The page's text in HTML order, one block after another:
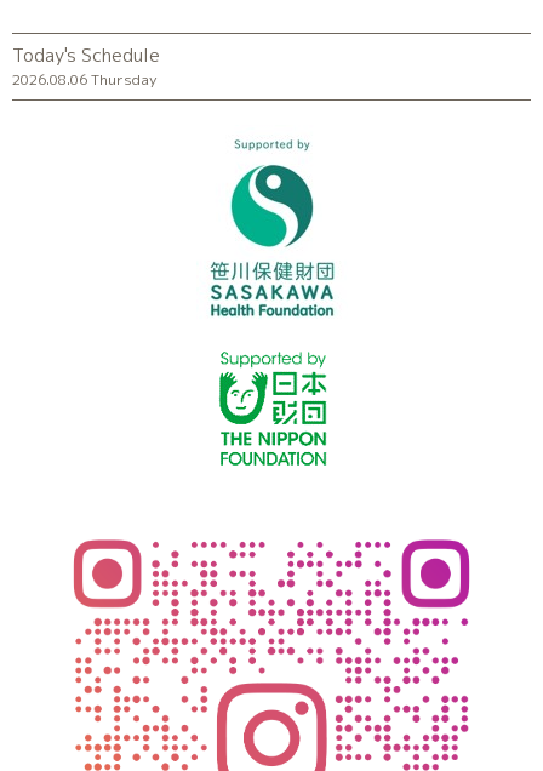
Today's Schedule
2026.08.06 Thursday